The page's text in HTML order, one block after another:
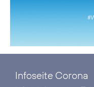
Infoseite Corona